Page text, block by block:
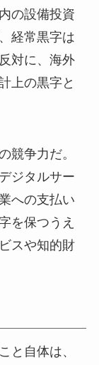
の設備投資
経常黒字は
対に、海外
上の黒字と
競争力だ。
ジタルサー
への支払い
を保つうえ
スや知的財
と自体は、